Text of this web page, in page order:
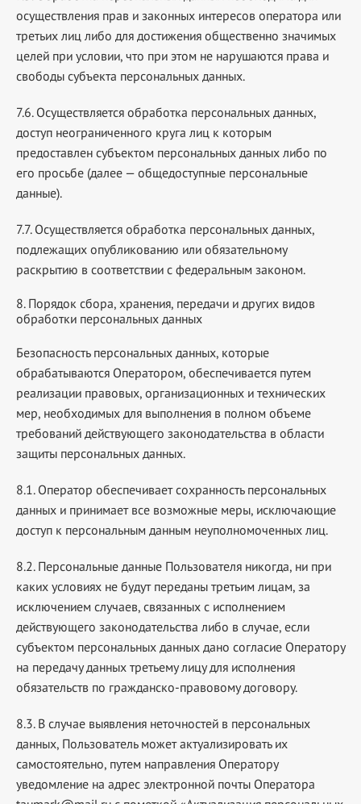
осуществления прав и законных интересов оператора или
третьих лиц либо для достижения общественно значимых
целей при условии, что при этом не нарушаются права и
свободы субъекта персональных данных.
7.6. Осуществляется обработка персональных данных,
доступ неограниченного круга лиц к которым
предоставлен субъектом персональных данных либо по
его просьбе (далее — общедоступные персональные
данные).
7.7. Осуществляется обработка персональных данных,
подлежащих опубликованию или обязательному
раскрытию в соответствии с федеральным законом.
8. Порядок сбора, хранения, передачи и других видов
обработки персональных данных
Безопасность персональных данных, которые
обрабатываются Оператором, обеспечивается путем
реализации правовых, организационных и технических
мер, необходимых для выполнения в полном объеме
требований действующего законодательства в области
защиты персональных данных.
8.1. Оператор обеспечивает сохранность персональных
данных и принимает все возможные меры, исключающие
доступ к персональным данным неуполномоченных лиц.
8.2. Персональные данные Пользователя никогда, ни при
каких условиях не будут переданы третьим лицам, за
исключением случаев, связанных с исполнением
действующего законодательства либо в случае, если
субъектом персональных данных дано согласие Оператору
на передачу данных третьему лицу для исполнения
обязательств по гражданско-правовому договору.
8.3. В случае выявления неточностей в персональных
данных, Пользователь может актуализировать их
самостоятельно, путем направления Оператору
уведомление на адрес электронной почты Оператора